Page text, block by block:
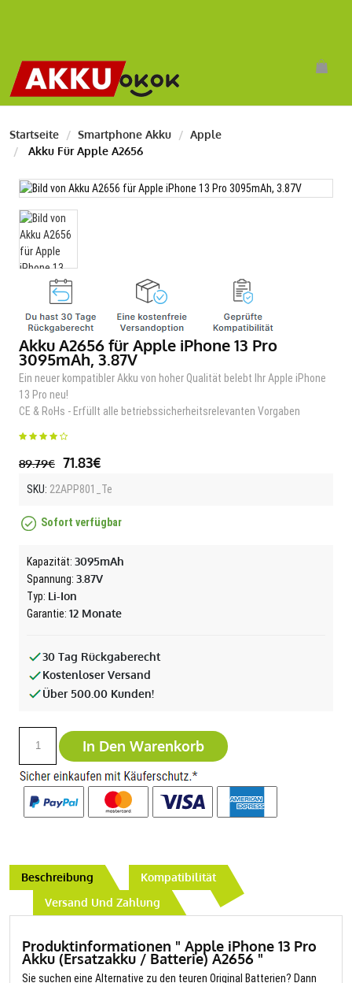
Startseite Smartphone Akku
Apple
Akku Für Apple A2656
Akku A2656 für Apple iPhone 13 Pro
3095mAh, 3.87V
Ein neuer kompatibler Akku von hoher Qualität belebt Ihr Apple iPhone
13 Pro neu!
CE & RoHs - Erfüllt alle betriebssicherheitsrelevanten Vorgaben
89.79€ 71.83€
SKU: 22APP801_Te
Sofort verfügbar
Kapazität: 3095mAh
Spannung: 3.87V
Typ: Li-Ion
Garantie: 12 Monate
30 Tag Rückgaberecht
Kostenloser Versand
Über 500.00 Kunden!
In Den Warenkorb
Beschreibung
Kompatibilität
Versand Und Zahlung
Produktinformationen " Apple iPhone 13 Pro
Akku (Ersatzakku / Batterie) A2656 "
Sie suchen eine Alternative zu den teuren Original Batterien? Dann